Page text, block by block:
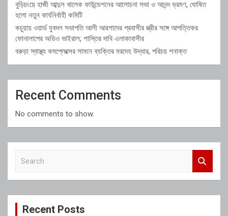
বুড়িচংয়ে হাজী আব্দুল খালেক ফাউন্ডেশনের আলোচনা সভা ও আনন্দ ভ্রমণ, ঘোষিত
হলো নতুন কার্যনির্বাহী কমিটি
কচুয়ায় ওয়ার্ড যুবদল সভাপতি আলী আরশাদের প্রবাসীর স্ত্রীর সঙ্গে আপত্তিকর
ফোনালাপের অডিও ভাইরাল; শাস্তির দাবি এলাকাবাসীর
বরুড়া স্বাস্থ্য কমপ্লেক্সের সামনে ব্যক্তির মরদেহ উদ্ধার, পরিচয় শনাক্ত
Recent Comments
No comments to show.
c
Recent Posts